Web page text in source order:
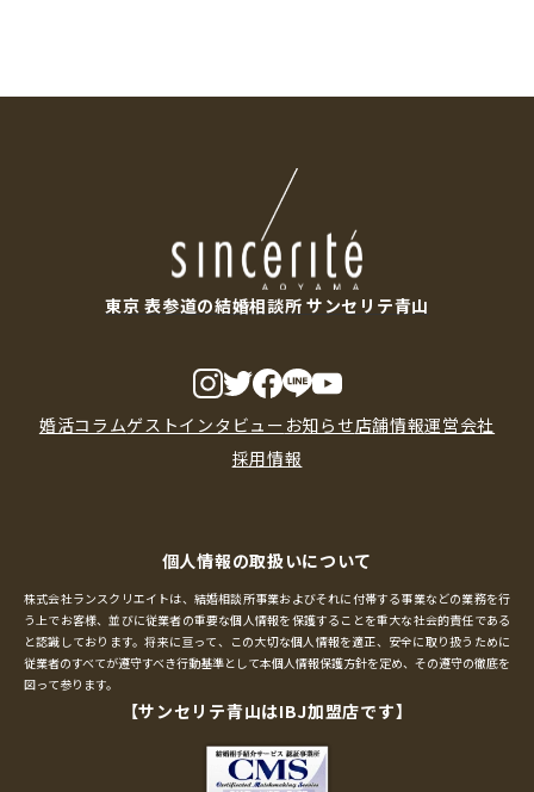
東京 表参道の結婚相談所 サンセリテ青山
婚活コラムゲストインタビュー お知らせ店舗情報運営会社
採用情報
個人情報の取扱いについて
株式会社ランスクリエイトは、結婚相談所事業およびそれに付帯する事業などの業務を行
う上でお客様、並びに従業者の重要な個人情報を保護することを重大な社会的責任である
と認識しております。将来に亘って、この大切な個人情報を適正、安全に取り扱うために
従業者のすべてが遵守すべき行動基準として本個人情報保護方針を定め、その遵守の徹底を
図って参ります。
【サンセリテ青山はIBJ加盟店です】